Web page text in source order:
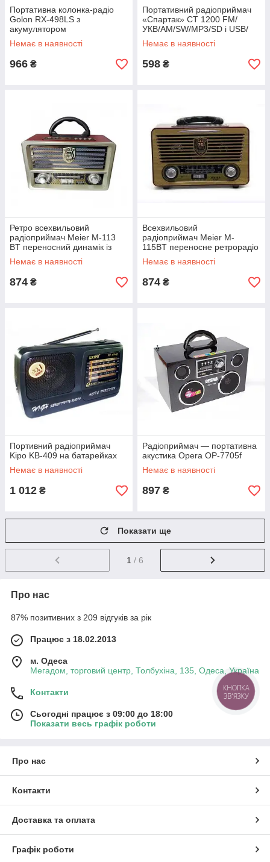
Портативна колонка-радіо
Golon RX-498LS з
акумулятором
Немає в наявності
966 ₴
Портативний радіоприймач
«Спартак» CT 1200 FM/
УКВ/AM/SW/MP3/SD і USB/
радіо
Немає в наявності
598 ₴
Ретро всехвильовий
радіоприймач Meier M-113
BT переносний динамік із
ручкою + пульт
Немає в наявності
874 ₴
Всехвильовий
радіоприймач Meier M-
115BT переносне ретрорадіо
Немає в наявності
874 ₴
Портивний радіоприймач
Kipo KB-409 на батарейках
Немає в наявності
1 012 ₴
Радіоприймач — портативна
акустика Opera OP-7705f
Немає в наявності
897 ₴
Показати ще
1 / 6
Про нас
87% позитивних з 209 відгуків за рік
Працює з 18.02.2013
м. Одеса
Мегадом, торговий центр, Толбухіна, 135, Одеса, Україна
Контакти
Сьогодні працює з 09:00 до 18:00
Показати весь графік роботи
Про нас
Контакти
Доставка та оплата
Графік роботи
КНОПКА
ЗВ'ЯЗКУ